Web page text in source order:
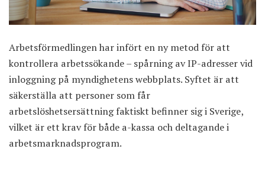
Arbetsförmedlingen har infört en ny metod för att
kontrollera arbetssökande – spårning av IP-adresservid
inloggning på myndighetens webbplats. Syftet är att
säkerställa att personer som får
arbetslöshetsersättning faktiskt befinner sig i Sverige,
vilket är ett krav för både a-kassa och deltagande i
arbetsmarknadsprogram.